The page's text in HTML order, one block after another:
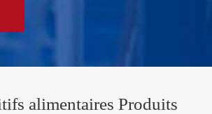
alimentaires Produits